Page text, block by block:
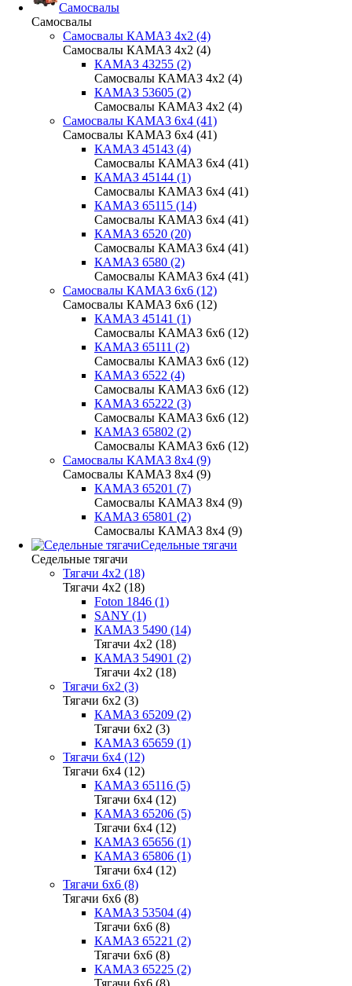
Самосвалы
Самосвалы
Самосвалы КАМАЗ 4х2 (4)
Самосвалы КАМАЗ 4х2 (4)
КАМАЗ 43255 (2)
Самосвалы КАМАЗ 4х2 (4)
КАМАЗ 53605 (2)
Самосвалы КАМАЗ 4х2 (4)
Самосвалы КАМАЗ 6х4 (41)
Самосвалы КАМАЗ 6х4 (41)
КАМАЗ 45143 (4)
Самосвалы КАМАЗ 6х4 (41)
КАМАЗ 45144 (1)
Самосвалы КАМАЗ 6х4 (41)
КАМАЗ 65115 (14)
Самосвалы КАМАЗ 6х4 (41)
КАМАЗ 6520 (20)
Самосвалы КАМАЗ 6х4 (41)
КАМАЗ 6580 (2)
Самосвалы КАМАЗ 6х4 (41)
Самосвалы КАМАЗ 6х6 (12)
Самосвалы КАМАЗ 6х6 (12)
КАМАЗ 45141 (1)
Самосвалы КАМАЗ 6х6 (12)
КАМАЗ 65111 (2)
Самосвалы КАМАЗ 6х6 (12)
КАМАЗ 6522 (4)
Самосвалы КАМАЗ 6х6 (12)
КАМАЗ 65222 (3)
Самосвалы КАМАЗ 6х6 (12)
КАМАЗ 65802 (2)
Самосвалы КАМАЗ 6х6 (12)
Самосвалы КАМАЗ 8х4 (9)
Самосвалы КАМАЗ 8х4 (9)
КАМАЗ 65201 (7)
Самосвалы КАМАЗ 8х4 (9)
КАМАЗ 65801 (2)
Самосвалы КАМАЗ 8х4 (9)
Седельные тягачи
Седельные тягачи
Тягачи 4x2 (18)
Тягачи 4x2 (18)
Foton 1846 (1)
SANY (1)
КАМАЗ 5490 (14)
Тягачи 4x2 (18)
КАМАЗ 54901 (2)
Тягачи 4x2 (18)
Тягачи 6x2 (3)
Тягачи 6x2 (3)
КАМАЗ 65209 (2)
Тягачи 6x2 (3)
КАМАЗ 65659 (1)
Тягачи 6x4 (12)
Тягачи 6x4 (12)
КАМАЗ 65116 (5)
Тягачи 6x4 (12)
КАМАЗ 65206 (5)
Тягачи 6x4 (12)
КАМАЗ 65656 (1)
КАМАЗ 65806 (1)
Тягачи 6x4 (12)
Тягачи 6x6 (8)
Тягачи 6x6 (8)
КАМАЗ 53504 (4)
Тягачи 6x6 (8)
КАМАЗ 65221 (2)
Тягачи 6x6 (8)
КАМАЗ 65225 (2)
Тягачи 6x6 (8)